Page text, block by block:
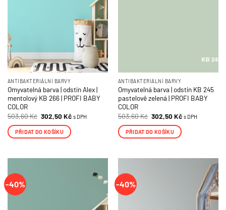
ANTIBAKTERIÁLNÍ BARVY
Omyvatelná barva | odstín Alex |
mentolový KB 266 | PROFI BABY
COLOR
503,60Kč Původní
cena
byla:
503,60 Kč.
302,50KčAktuální
je:
302,50 Kč.
s DPH
PŘIDAT DO KOŠÍKU
ANTIBAKTERIÁLNÍ BARVY
Omyvatelná barva | odstín KB 245
pastelově zelená | PROFI BABY
COLOR
503,60Kč Původní
cena
byla:
503,60 Kč.
302,50KčAktuální
je:
302,50 Kč.
s DPH
PŘIDAT DO KOŠÍKU
-40% -40%